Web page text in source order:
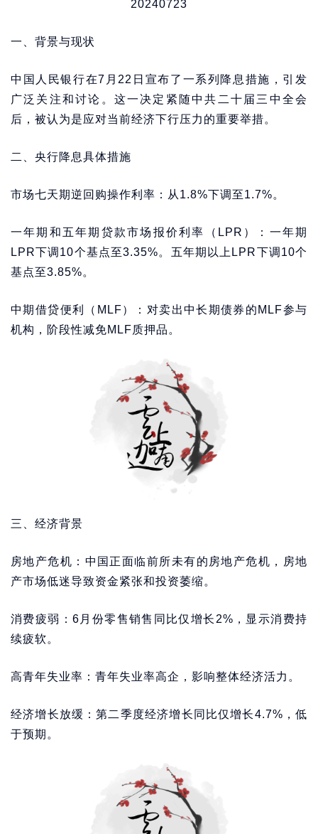
20240723
一、背景与现状
中国人民银行在7月22日宣布了一系列降息措施，引发
广泛关注和讨论。这一决定紧随中共二十届三中全会
后，被认为是应对当前经济下行压力的重要举措。
二、央行降息具体措施
市场七天期逆回购操作利率：从1.8%下调至1.7%。
一年期和五年期贷款市场报价利率（LPR）：一年期
LPR下调10个基点至3.35%。五年期以上LPR下调10个
基点至3.85%。
中期借贷便利（MLF）：对卖出中长期债券的MLF参与
机构，阶段性减免MLF质押品。
三、经济背景
房地产危机：中国正面临前所未有的房地产危机，房地
产市场低迷导致资金紧张和投资萎缩。
消费疲弱：6月份零售销售同比仅增长2%，显示消费持
续疲软。
高青年失业率：青年失业率高企，影响整体经济活力。
经济增长放缓：第二季度经济增长同比仅增长4.7%，低
于预期。